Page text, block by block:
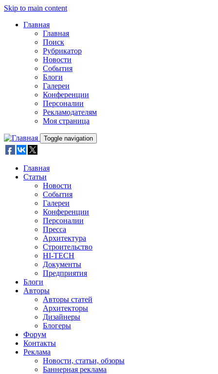
Skip to main content
Главная
Главная
Поиск
Рубрикатор
Новости
События
Блоги
Галереи
Конференции
Персоналии
Рекламодателям
Моя страница
Toggle navigation
Главная
Статьи
Новости
События
Галереи
Конференции
Персоналии
Пресса
Архитектура
Строительство
HI-TECH
Документы
Предприятия
Блоги
Авторы
Авторы статей
Архитекторы
Дизайнеры
Блогеры
Форум
Контакты
Реклама
Новости, статьи, обзоры
Баннерная реклама